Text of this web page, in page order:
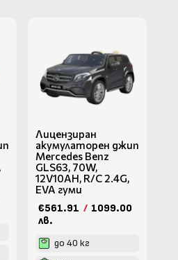
Лицензиран
акумулаторен джип
Mercedes Benz
GLS63, 70W,
12V10AH, R/C 2.4G,
EVA гуми
€561.91 / 1099.00
лв.
до 40 кг